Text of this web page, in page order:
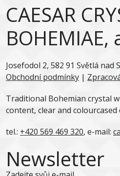
CAESAR
BOHEMIAE,
Josefodol 2, 582 91 Světlá nad
Obchodní podmínky |
Traditional Bohemian crystal
content, clear and colourcased
tel.: +420 569 469 320, e-mail:
Newsletter